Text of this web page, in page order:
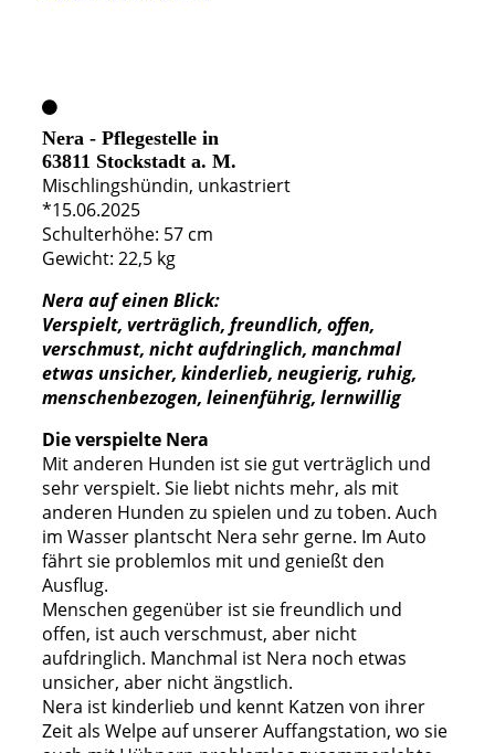
Nera - Pflegestelle in
63811 Stockstadt a. M.
Mischlingshündin, unkastriert
*15.06.2025
Schulterhöhe: 57 cm
Gewicht: 22,5 kg
Nera auf einen Blick:
Verspielt, verträglich, freundlich, offen,
verschmust, nicht aufdringlich, manchmal
etwas unsicher, kinderlieb, neugierig, ruhig,
menschenbezogen, leinenführig, lernwillig
Die verspielte Nera
Mit anderen Hunden ist sie gut verträglich und
sehr verspielt. Sie liebt nichts mehr, als mit
anderen Hunden zu spielen und zu toben. Auch
im Wasser plantscht Nera sehr gerne. Im Auto
fährt sie problemlos mit und genießt den
Ausflug.
Menschen gegenüber ist sie freundlich und
offen, ist auch verschmust, aber nicht
aufdringlich. Manchmal ist Nera noch etwas
unsicher, aber nicht ängstlich.
Nera ist kinderlieb und kennt Katzen von ihrer
Zeit als Welpe auf unserer Auffangstation, wo sie